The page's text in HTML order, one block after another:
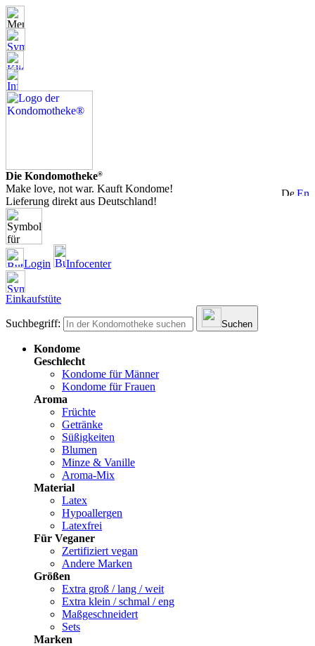
Die Kondomotheke®
Make love, not war. Kauft Kondome!
Lieferung direkt aus Deutschland!
Login Infocenter
Einkaufstüte
Suchbegriff: Suchen
Kondome
Geschlecht
Kondome für Männer
Kondome für Frauen
Aroma
Früchte
Getränke
Süßigkeiten
Blumen
Minze & Vanille
Aroma-Mix
Material
Latex
Hypoallergen
Latexfrei
Für Veganer
Zertifiziert vegan
Andere Marken
Größen
Extra groß / lang / weit
Extra klein / schmal / eng
Maßgeschneidert
Sets
Marken